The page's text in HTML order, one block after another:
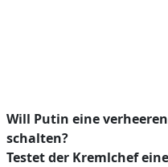
Will Putin eine
schalten?
Testet der Kremlchef